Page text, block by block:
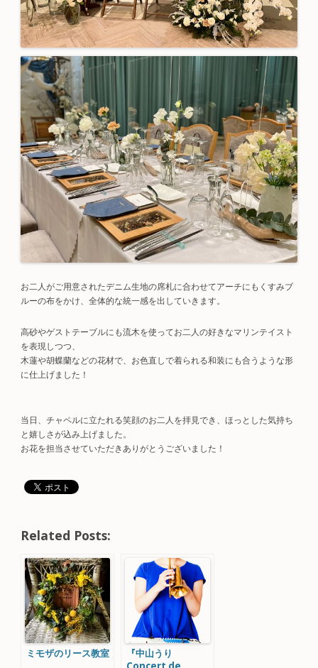
お二人がご用意されたデニム生地の席札に合わせてアーチにもくすみブ
ルーの布をかけ、全体的な統一感を出していきます。
高砂やゲストテーブルにも流木を使ってお二人の好きなマリンテイスト
を表現しつつ、
木蓮や胡蝶蘭などの花材で、お色直しで着られる和装にも合うような形
に仕上げました！
当日、チャペルに立たれる笑顔のお二人を拝見でき、ほっとした気持ち
と嬉しさが込み上げました。
お花を担当させていただきありがとうございました！
Related Posts:
ミモザのリース教室
『中山うり